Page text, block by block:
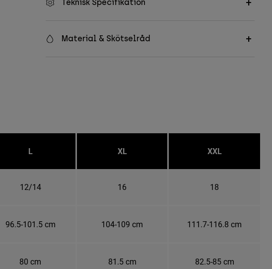
Teknisk Specifikation
Material & Skötselråd
L XL XXL
12/14 16 18
96.5-101.5 cm 104-109 cm 111.7-116.8 cm
80 cm 81.5 cm 82.5-85 cm